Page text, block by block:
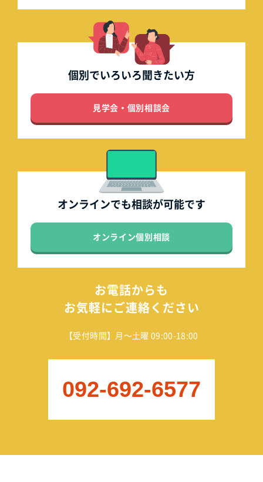
個別でいろいろ聞きたい方
見学会・個別相談会
オンラインでも相談が可能です
オンライン個別相談
お電話からも
お気軽にご連絡ください
【受付時間】月～土曜 09:00-18:00
092-692-6577